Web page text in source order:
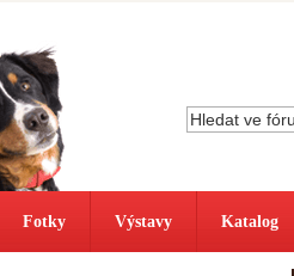
Fotky Výstavy Katalog